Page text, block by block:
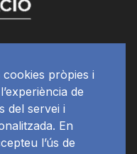
pròpies i
de
del servei i
En
l’ús de